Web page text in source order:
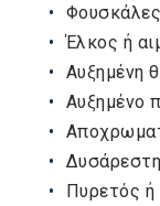
Φουσκάλες
Έλκος ή
Αυξημένη
Αυξημένο
Πυρετός ή